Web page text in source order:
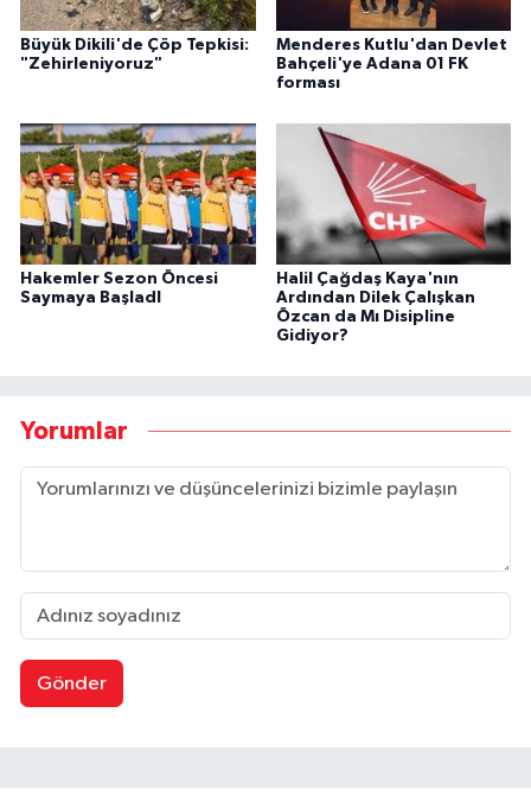
Büyük Dikili'de Çöp Tepkisi:
"Zehirleniyoruz"
Menderes Kutlu'dan Devlet
Bahçeli'ye Adana 01 FK
forması
Hakemler Sezon Öncesi
Saymaya BaşladI
Halil Çağdaş Kaya'nın
Ardından Dilek Çalışkan
Özcan da Mı Disipline
Gidiyor?
Yorumlar
Gönder